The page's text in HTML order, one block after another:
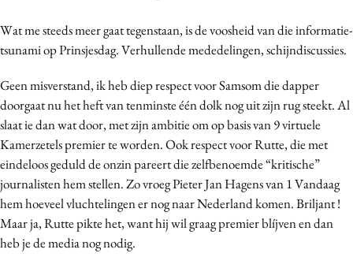
Carriere
Contentmarketing
Craft
Customer Experience
Data & Insights
Design
Digital transformation
Diversiteit
Effectiviteit
Gedragsverandering
Wat me steeds meer gaat tegenstaan, is de voosheid van die informatie-
tsunami op Prinsjesdag. Verhullende mededelingen, schijndiscussies.
Geen misverstand, ik heb diep respect voor Samsom die dapper
doorgaat nu het heft van tenminste één dolk nog uit zijn rug steekt. Al
slaat ie dan wat door, met zijn ambitie om op basis van 9 virtuele
Kamerzetels premier te worden. Ook respect voor Rutte, die met
eindeloos geduld de onzin pareert die zelfbenoemde “kritische”
journalisten hem stellen. Zo vroeg Pieter Jan Hagens van 1 Vandaag
hem hoeveel vluchtelingen er nog naar Nederland komen. Briljant !
Maar ja, Rutte pikte het, want hij wil graag premier blíjven en dan
heb je de media nog nodig.